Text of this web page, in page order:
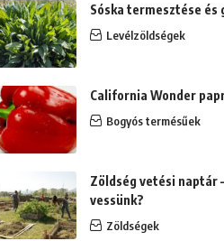
Sóska termesztése és
Levélzöldségek
California Wonder
Bogyós termésűek
Zöldség vetési naptár
vessünk?
Zöldségek